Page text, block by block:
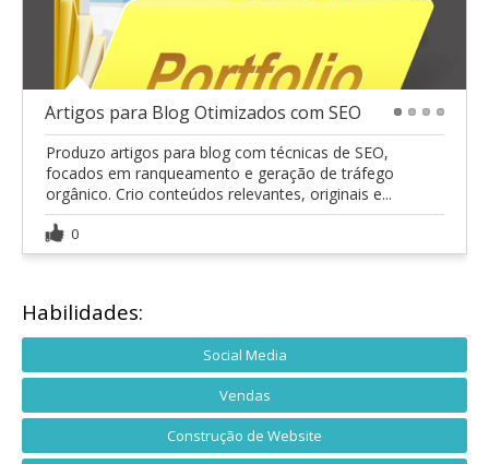
Artigos para Blog Otimizados com SEO
Produzo artigos para blog com técnicas de SEO,
focados em ranqueamento e geração de tráfego
orgânico. Crio conteúdos relevantes, originais e...
0
Habilidades:
Social Media
Vendas
Construção de Website